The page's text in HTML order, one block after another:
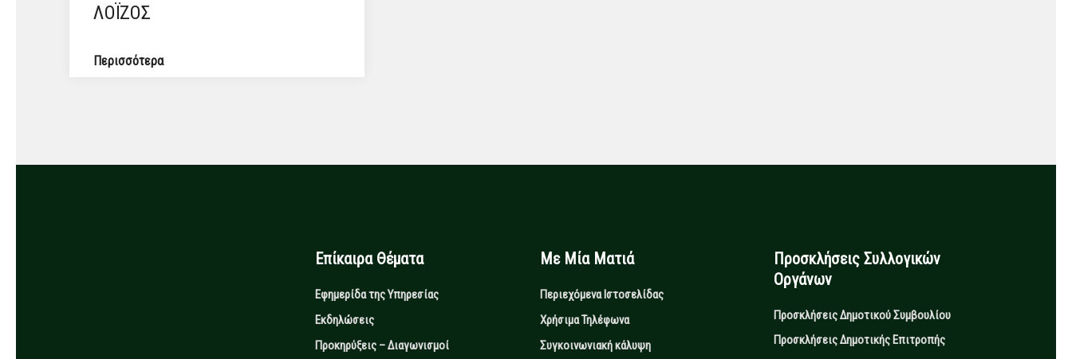
ΛΟΪΖΟΣ
Περισσότερα
Επίκαιρα Θέματα
Εφημερίδα της Υπηρεσίας
Εκδηλώσεις
Προκηρύξεις – Διαγωνισμοί
Με Μία Ματιά
Περιεχόμενα Ιστοσελίδας
Χρήσιμα Τηλέφωνα
Συγκοινωνιακή κάλυψη
Προσκλήσεις Συλλογικών
Οργάνων
Προσκλήσεις Δημοτικού Συμβουλίου
Προσκλήσεις Δημοτικής Επιτροπής